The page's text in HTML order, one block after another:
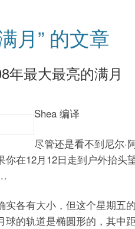
月” 的文章
年最大最亮的满月
Shea 编译
尽管还是看不到尼尔·
你在12月12日走到户外抬头
实各有大小，但这个星期五
球的轨道是椭圆形的，其中